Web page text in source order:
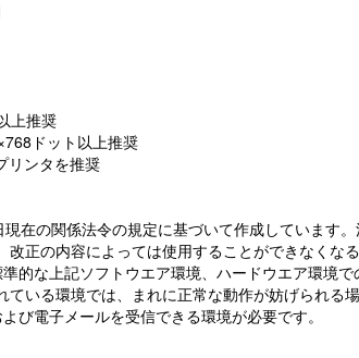
上推奨
ドット以上推奨
リンタを推奨
在の関係法令の規定に基づいて作成しています
改正の内容によっては使用することができなくな
的な上記ソフトウエア環境、ハードウエア環境
ている環境では、まれに正常な動作が妨げられる場
び電子メールを受信できる環境が必要です。